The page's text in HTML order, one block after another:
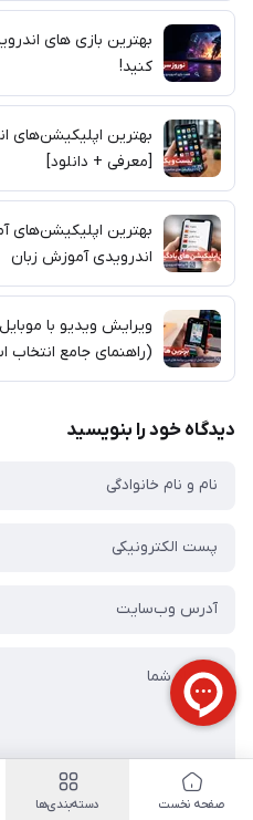
کنید!
بهترین اپلیکیشن‌های
[معرفی + دانلود]
اندرویدی آموزش زبان
(راهنمای جامع انتخاب
دیدگاه خود را بنویسید
صفحه نخست دسته‌بندی‌ها